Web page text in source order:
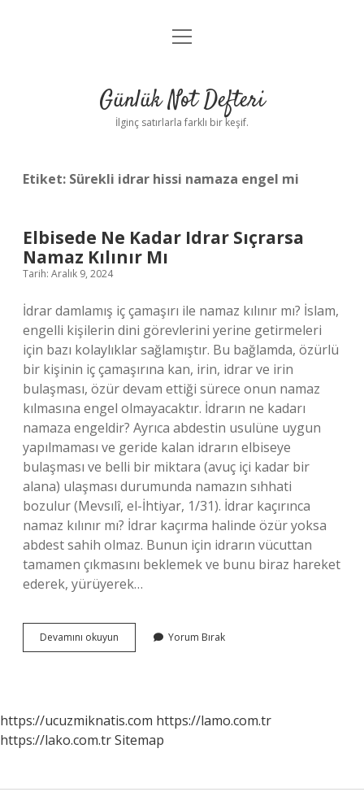
Anasayfa
Yasal Uyarı
menüyü
Günlük Not Defteri
İlginç satırlarla farklı bir keşif.
Etiket: Sürekli idrar hissi namaza engel mi
Elbisede Ne Kadar Idrar Sıçrarsa
Namaz Kılınır Mı
Tarih: Aralık 9, 2024
İdrar damlamış iç çamaşırı ile namaz kılınır mı? İslam,
engelli kişilerin dini görevlerini yerine getirmeleri
için bazı kolaylıklar sağlamıştır. Bu bağlamda, özürlü
bir kişinin iç çamaşırına kan, irin, idrar ve irin
bulaşması, özür devam ettiği sürece onun namaz
kılmasına engel olmayacaktır. İdrarın ne kadarı
namaza engeldir? Ayrıca abdestin usulüne uygun
yapılmaması ve geride kalan idrarın elbiseye
bulaşması ve belli bir miktara (avuç içi kadar bir
alana) ulaşması durumunda namazın sıhhati
bozulur (Mevsılî, el-İhtiyar, 1/31). İdrar kaçırınca
namaz kılınır mı? İdrar kaçırma halinde özür yoksa
abdest sahih olmaz. Bunun için idrarın vücuttan
tamamen çıkmasını beklemek ve bunu biraz hareket
ederek, yürüyerek…
Devamını okuyun Elbisede
Ne
Kılınır
Mı
Yorum Bırak
https://ucuzmiknatis.com https://lamo.com.tr
https://lako.com.trSitemap